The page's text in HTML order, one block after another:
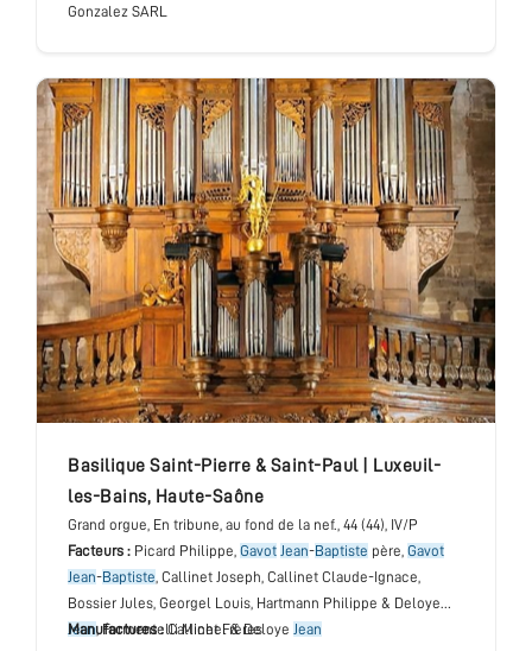
Gonzalez SARL
basilique Saint-Pierre & Saint-Paul|
Luxeuil-
les-Bains, Haute-Saône
Grand orgue, En tribune, au fond de la nef., 44 (44), IV/P
Facteurs : Picard Philippe, Gavot Jean-Baptiste père, Gavot
Jean-Baptiste, Callinet Joseph, Callinet Claude-Ignace,
Bossier Jules, Georgel Louis, Hartmann Philippe & Deloye
Jean, Formentelli Michel & Deloye Jean
Manufactures : Callinet Frères